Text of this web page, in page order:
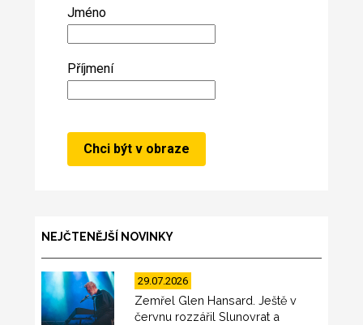
Jméno
Příjmení
NEJČTENĚJŠÍ NOVINKY
29.07.2026
Zemřel Glen Hansard. Ještě v
červnu rozzářil Slunovrat a